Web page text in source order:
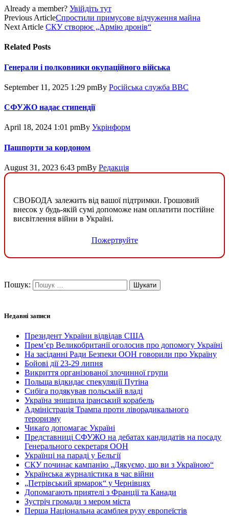
Already a member? Увійдіть тут
Previous ArticleСпростили примусове відчуження майна
Next Article СКУ створює „Армію дронів“
Related Posts
Генерали і полковники окупаційного війська
September 11, 2025 1:29 pmBy Російська служба BBC
СФУЖО надає стипендії
April 18, 2024 1:01 pmBy Укрінформ
Пашпорти за кордоном
August 31, 2023 6:43 pmBy Редакція
СВОБОДА залежить від вашої підтримки. Грошовий
внесок у будь-якій сумі допоможе нам оплатити постійне
висвітлення війни в Україні.
Пожертвуйте
Пошук:
Недавні записи
Президент України відвідав США
Прем’єр Великобританії оголосив про допомогу Україні
На засіданні Ради Безпеки ООН говорили про Україну
Бойові дії 23-29 липня
Викриття організованої злочинної групи
Польща відкидає спекуляції Путіна
Сибіга подякував польській владі
Україна знищила іранський корабель
Адміністрація Трампа проти ліворадикального
тероризму
Чикаґо допомагає Україні
Представниці СФУЖО на дебатах кандидатів на посаду
Генерального секретаря ООН
Українці на параді у Бельгії
СКУ починає кампанію „Дякуємо, що ви з Україною“
Українська журналістика в час війни
„Петрівський ярмарок“ у Чернівцях
Допомагають приятелі з Франції та Канади
Зустріч громади з мером міста
Перша Національна асамблея руху европеїстів